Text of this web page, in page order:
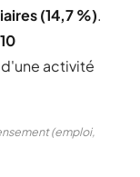
(14,7 %).
10
activité
(emploi,